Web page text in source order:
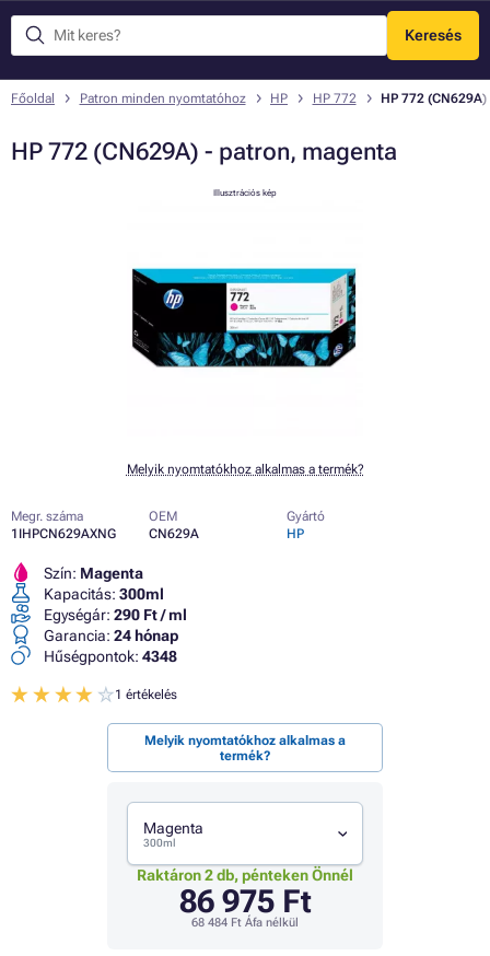
Keresés
Menü
Főoldal Patron minden nyomtatóhoz HP HP 772 HP 772
HP 772 (CN629A) - patron, magenta
Illusztrációs kép
Melyik nyomtatókhoz alkalmas a termék?
Megr. száma
1IHPCN629AXNG
OEM
CN629A
Gyártó
HP
Szín: Magenta
Kapacitás: 300ml
Egységár: 290 Ft / ml
Garancia: 24 hónap
Hűségpontok: 4348
1 értékelés
Melyik nyomtatókhoz alkalmas a
termék?
Magenta
300ml
Raktáron 2 db, pénteken Önnél
86 975 Ft
68 484 Ft Áfa nélkül